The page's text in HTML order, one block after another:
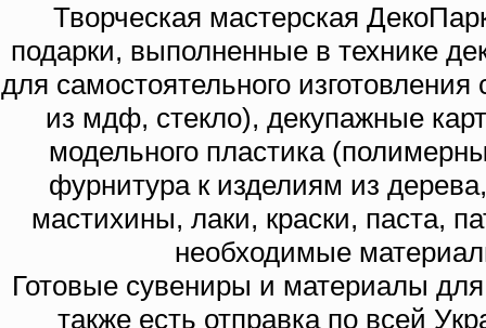
Творческая мастерская
подарки, выполненные в технике
для самостоятельного
из мдф, стекло), декупажные
модельного пластика
фурнитура к изделиям из
мастихины, лаки, краски, паста,
необходимые
Готовые сувениры и материалы
также есть отправка по всей